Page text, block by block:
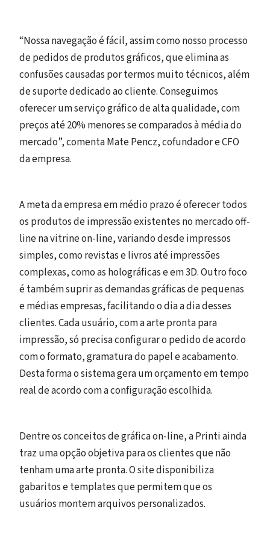
“Nossa navegação é fácil, assim como nosso processo
de pedidos de produtos gráficos, que elimina as
confusões causadas por termos muito técnicos, além
de suporte dedicado ao cliente. Conseguimos
oferecer um serviço gráfico de alta qualidade, com
preços até 20% menores se comparados à média do
mercado”, comenta Mate Pencz, cofundador e CFO
da empresa.
A meta da empresa em médio prazo é oferecer todos
os produtos de impressão existentes no mercado off-
line na vitrine on-line, variando desde impressos
simples, como revistas e livros até impressões
complexas, como as holográficas e em 3D. Outro foco
é também suprir as demandas gráficas de pequenas
e médias empresas, facilitando o dia a dia desses
clientes. Cada usuário, com a arte pronta para
impressão, só precisa configurar o pedido de acordo
com o formato, gramatura do papel e acabamento.
Desta forma o sistema gera um orçamento em tempo
real de acordo com a configuração escolhida.
Dentre os conceitos de gráfica on-line, a Printi ainda
traz uma opção objetiva para os clientes que não
tenham uma arte pronta. O site disponibiliza
gabaritos e templates que permitem que os
usuários montem arquivos personalizados.